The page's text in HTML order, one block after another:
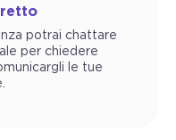
potrai chattare
per chiedere
le tue